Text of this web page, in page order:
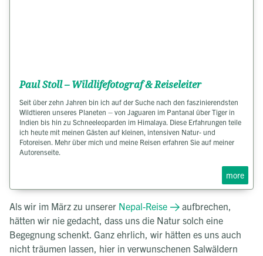
Paul Stoll – Wildlifefotograf & Reiseleiter
Seit über zehn Jahren bin ich auf der Suche nach den faszinierendsten
Wildtieren unseres Planeten – von Jaguaren im Pantanal über Tiger in
Indien bis hin zu Schneeleoparden im Himalaya. Diese Erfahrungen teile
ich heute mit meinen Gästen auf kleinen, intensiven Natur- und
Fotoreisen. Mehr über mich und meine Reisen erfahren Sie auf meiner
Autorenseite.
more
Als wir im März zu unserer Nepal-Reise
aufbrechen,
hätten wir nie gedacht, dass uns die Natur solch eine
Begegnung schenkt. Ganz ehrlich, wir hätten es uns auch
nicht träumen lassen, hier in verwunschenen Salwäldern